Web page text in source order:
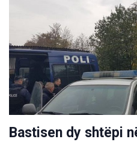
Bastisen dy shtëpi